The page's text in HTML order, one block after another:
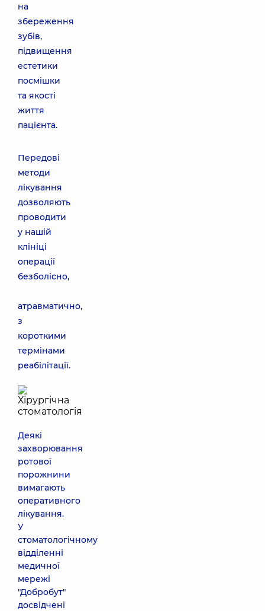
на
збереження
зубів,
підвищення
естетики
посмішки
та якості
життя
пацієнта.
Передові
методи
лікування
дозволяють
проводити
у нашій
клініці
операції
безболісно,
атравматично,
з
короткими
термінами
реабілітації.
Деякі
захворювання
ротової
порожнини
вимагають
оперативного
лікування.
У
стоматологічному
відділенні
медичної
мережі
"Добробут"
досвідчені